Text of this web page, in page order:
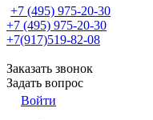
+7 (495) 975-20-30
+7 (495) 975-20-30
+7(917)519-82-08
Заказать звонок
Задать вопрос
Войти